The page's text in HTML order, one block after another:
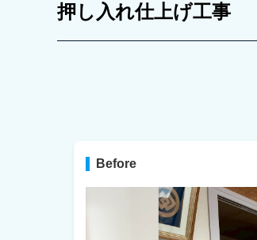
押し入れ仕上げ工事
Before